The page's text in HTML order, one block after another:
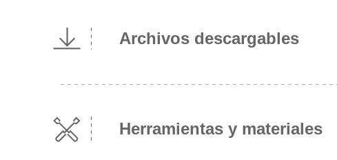
Archivos descargables
Herramientas y materiales